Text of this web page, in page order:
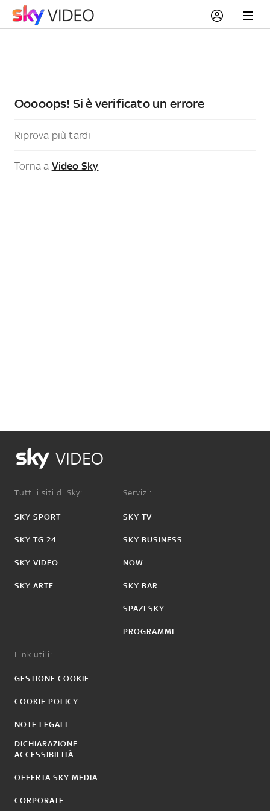
Ooooops! Si è verificato un errore
Riprova più tardi
Torna a Video Sky
VIDEO
Tutti i siti di Sky:
SKY SPORT
SKY TG 24
SKY VIDEO
SKY ARTE
Servizi:
SKY TV
SKY BUSINESS
NOW
SKY BAR
SPAZI SKY
PROGRAMMI
Link utili:
GESTIONE COOKIE
COOKIE POLICY
NOTE LEGALI
DICHIARAZIONE
ACCESSIBILITÀ
OFFERTA SKY MEDIA
CORPORATE